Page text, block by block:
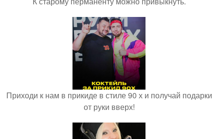
Приходи к нам в прикиде в стиле 90 х и получай подарки
от руки вверх!